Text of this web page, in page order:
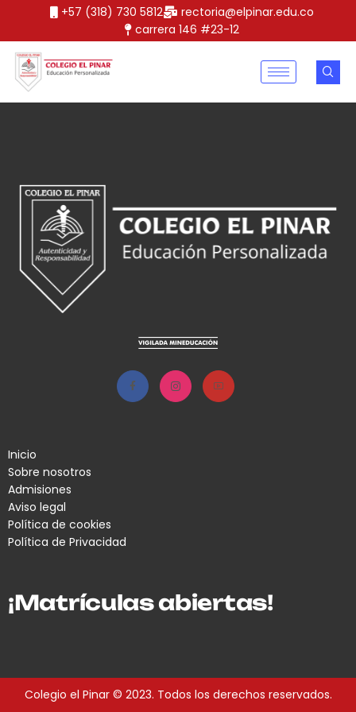
+57 (318) 730 5812
rectoria@elpinar.edu.co
carrera 146 #23-12
Inicio
Sobre nosotros
Admisiones
Aviso legal
Política de cookies
Política de Privacidad
¡Matrículas abiertas!
Colegio el Pinar © 2023. Todos los derechos reservados.